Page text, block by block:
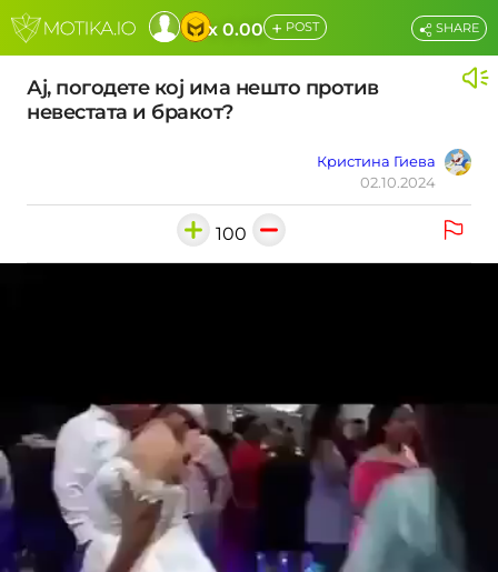
x 0.00 + POST
Ај, погодете кој има нешто против
невестата и бракот?
Кристина Гиева
02.10.2024
SHARE
100